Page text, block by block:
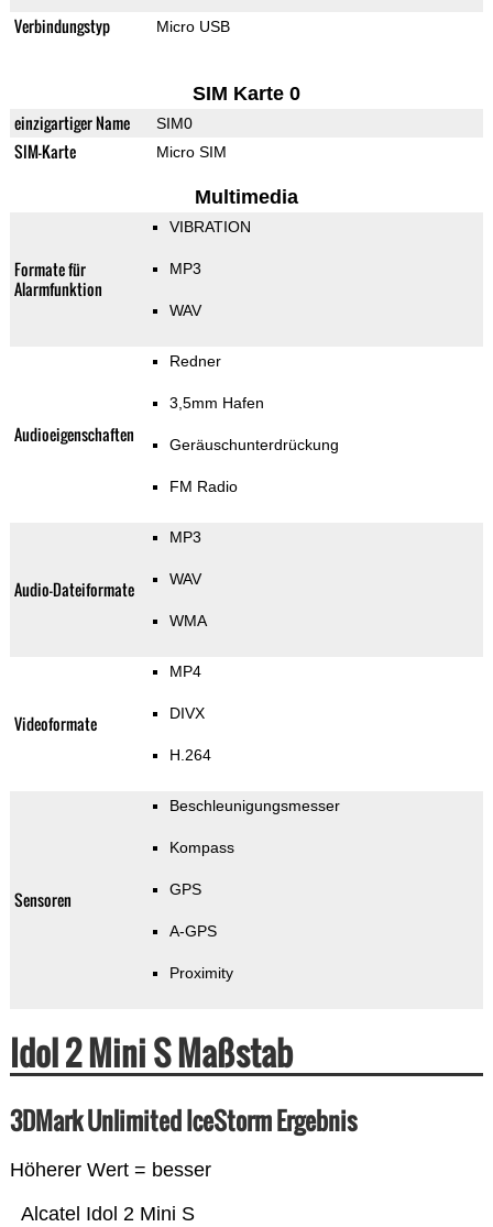
Verbindungstyp Micro USB
SIM Karte 0
einzigartiger Name SIM0
SIM-Karte Micro SIM
Multimedia
Formate für
Alarmfunktion
VIBRATION
MP3
WAV
Audioeigenschaften
Redner
3,5mm Hafen
Geräuschunterdrückung
FM Radio
Audio-Dateiformate
MP3
WAV
WMA
Videoformate
MP4
DIVX
H.264
Sensoren
Beschleunigungsmesser
Kompass
GPS
A-GPS
Proximity
Idol 2 Mini S Maßstab
3DMark Unlimited IceStorm Ergebnis
Höherer Wert = besser
Alcatel Idol 2 Mini S